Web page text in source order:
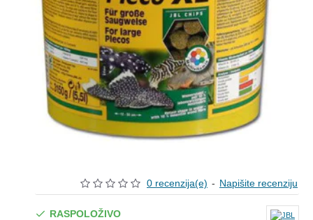
0 recenzija(e) - Napišite recenziju
RASPOLOŽIVO